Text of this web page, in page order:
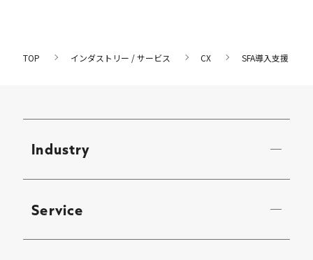
TOP インダストリー / サービス CX SFA導入支援
Industry
Service